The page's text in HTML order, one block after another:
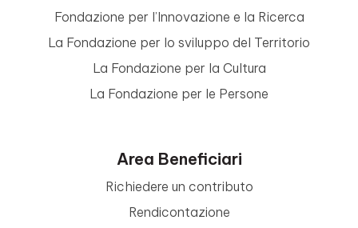
Fondazione per l’Innovazione e la Ricerca
La Fondazione per lo sviluppo del Territorio
La Fondazione per la Cultura
La Fondazione per le Persone
Area Beneficiari
Richiedere un contributo
Rendicontazione